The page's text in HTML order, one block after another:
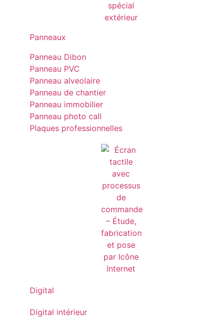
Panneaux
Panneau Dibon
Panneau PVC
Panneau alveolaire
Panneau de chantier
Panneau immobilier
Panneau photo call
Plaques professionnelles
Digital
Digital intérieur